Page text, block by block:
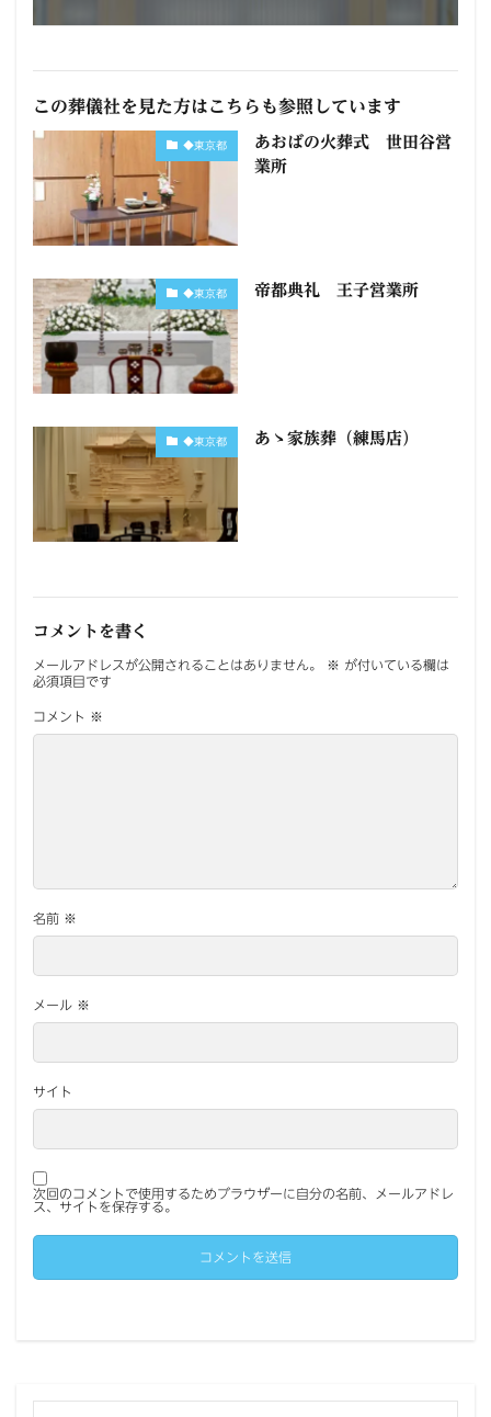
この葬儀社を見た方はこちらも参照しています
◆東京都
あおばの火葬式 世田谷営
業所
◆東京都 帝都典礼 王子営業所
◆東京都 あゝ家族葬（練馬店）
コメントを書く
メールアドレスが公開されることはありません。 ※ が付いている欄は
必須項目です
コメント ※
名前 ※
メール ※
サイト
次回のコメントで使用するためブラウザーに自分の名前、メールアドレ
ス、サイトを保存する。